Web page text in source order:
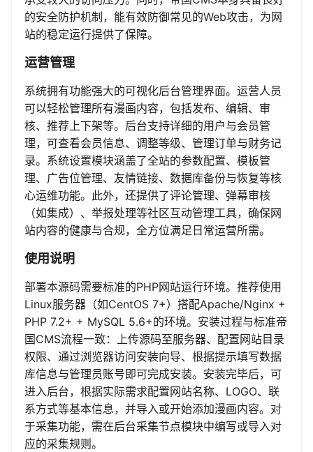
的安全防护机制，能有效防御常见的Web攻击，为网
站的稳定运行提供了保障。
运营管理
系统拥有功能强大的可视化后台管理界面。运营人员
可以轻松管理所有漫画内容，包括发布、编辑、审
核、推荐上下架等。后台支持详细的用户与会员管
理，可查看会员信息、调整等级、管理订单与财务记
录。系统设置模块涵盖了全站的参数配置、模板管
理、广告位管理、友情链接、数据库备份与恢复等核
心运维功能。此外，还提供了评论管理、弹幕审核
（如集成）、举报处理等社区互动管理工具，确保网
站内容的健康与合规，全方位满足日常运营所需。
使用说明
部署本源码需要标准的PHP网站运行环境。推荐使用
Linux服务器（如CentOS 7+）搭配Apache/Nginx +
PHP 7.2+ + MySQL 5.6+的环境。安装过程与标准帝
国CMS流程一致：上传源码至服务器、配置网站目录
权限、通过浏览器访问安装向导、根据提示填写数据
库信息与管理员账号即可完成安装。安装完毕后，可
进入后台，根据实际需求配置网站名称、LOGO、联
系方式等基本信息，并导入或开始添加漫画内容。对
于采集功能，需在后台采集节点模块中编写或导入对
应的采集规则。